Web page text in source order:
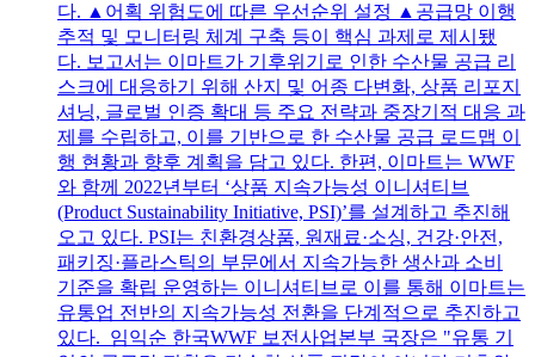
다. ▲어획 위험도에 따른 우선순위 설정 ▲공급망 이행
추적 및 모니터링 체계 구축 등이 핵심 과제로 제시됐
다. 보고서는 이마트가 기후위기로 인한 수산물 공급 리
스크에 대응하기 위해 산지 및 어종 다변화, 상품 리포지
셔닝, 글로벌 인증 확대 등 주요 전략과 중장기적 대응 과
제를 수립하고, 이를 기반으로 한 수산물 공급 로드맵 이
행 현황과 향후 계획을 담고 있다. 한편, 이마트는 WWF
와 함께 2022년부터 ‘상품 지속가능성 이니셔티브
(Product Sustainability Initiative, PSI)’를 설계하고 추진해
오고 있다. PSI는 친환경상품, 원재료·소싱, 건강·안전,
패키징·플라스틱의 부문에서 지속가능한 생산과 소비
기준을 확립 운영하는 이니셔티브로 이를 통해 이마트는
유통업 전반의 지속가능성 전환을 단계적으로 추진하고
있다. 임익순 한국WWF 보전사업본부 국장은 "유통 기